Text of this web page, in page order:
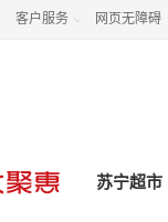
客户服务  网页无障碍
苏宁超市